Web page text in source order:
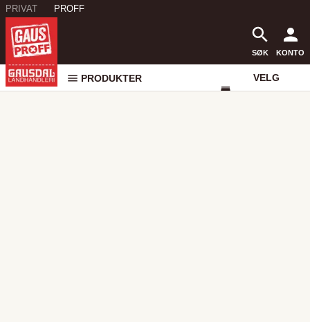
PRIVAT PROFF
SØK KONTO
PRODUKTER VELG